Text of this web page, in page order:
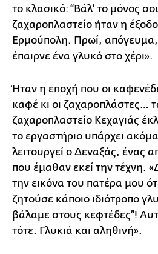
το κλασικό: “Βάλ’ το μόνος
ζαχαροπλαστείο ήταν η
Ερμούπολη. Πρωί, απόγευμα,
έπαιρνε ένα γλυκό στο χέρι».
Ήταν η εποχή που οι
καφέ κι οι ζαχαροπλάστες…
ζαχαροπλαστείο Κεχαγιάς
το εργαστήριο υπάρχει
λειτουργεί ο Δεναξάς, ένας
που έμαθαν εκεί την τέχνη.
την εικόνα του πατέρα μου
ζητούσε κάποιο ιδιότροπο
βάλαμε στους κεφτέδες”!
τότε. Γλυκιά και αληθινή».